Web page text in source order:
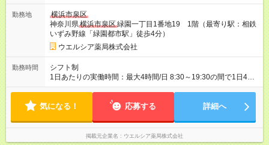
間の長さ：3ヶ月 雇用形態、給与は本採用時と同じです。
勤務地
横浜市泉区
神奈川県横浜市泉区緑園一丁目1番地19 1階（最寄り駅：相鉄
いずみ野線「緑園都市駅」徒歩4分）
ウエルシア薬局株式会社
勤務時間
シフト制
1日あたりの実働時間：最大4時間/日 8:30～19:30の間で1日4時
間の勤務 ☆週2～5日の勤務 ※勤務曜日応相談 ☆未経験・無資格
気になる！ 応募する 詳細へ
掲載元企業名 ウエルシア薬局株式会社